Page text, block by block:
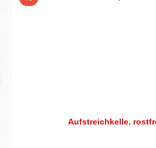
Aufstreichkelle,